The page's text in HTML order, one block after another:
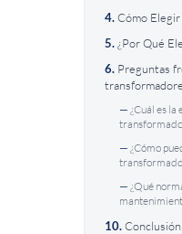
Cómo
¿Por Qué
Preguntas
¿Cuál es la
¿Cómo
¿Qué
Conclusión